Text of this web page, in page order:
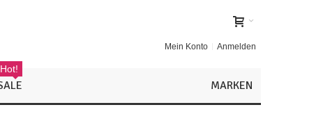
Mein Konto Anmelden
Hot!
MARKEN